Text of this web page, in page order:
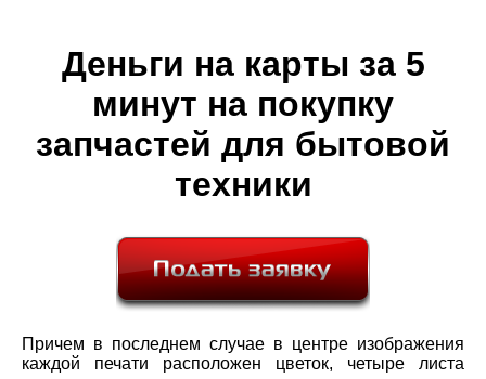
Деньги на карты за 5
минут на покупку
запчастей для бытовой
техники
Причем в последнем случае в центре изображения
каждой печати расположен цветок, четыре листа